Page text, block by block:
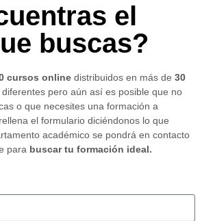
el
buscas?
cursos online distribuidos en más de 30
diferentes pero aún así es posible que no
o que necesites una formación a
el formulario diciéndonos lo que
académico se pondrá en contacto
para buscar tu formación ideal.